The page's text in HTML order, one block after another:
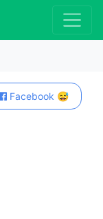
Facebook 😅